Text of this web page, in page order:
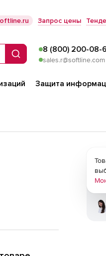
Запрос цены
Поиск
8 (800) 200-08-
sales.r@softline.com
Защита